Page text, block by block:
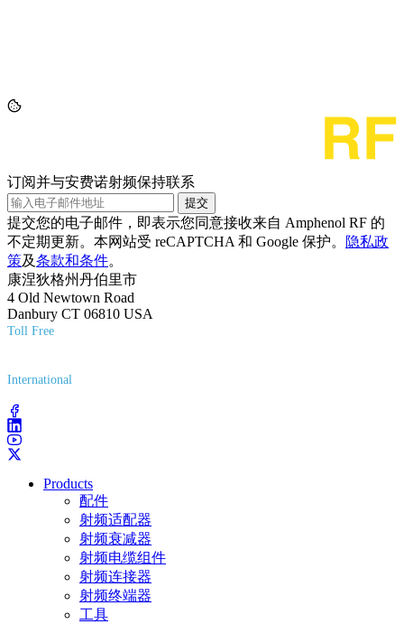
订阅并与安费诺射频保持联系
提交
提交您的电子邮件，即表示您同意接收来自 Amphenol RF 的
不定期更新。本网站受 reCAPTCHA 和 Google 保护。
隐私政
策及条款和条件。
康涅狄格州丹伯里市
4 Old Newtown Road
Danbury CT 06810 USA
Toll Free
International
Products
配件
射频适配器
射频衰减器
射频电缆组件
射频连接器
射频终端器
工具